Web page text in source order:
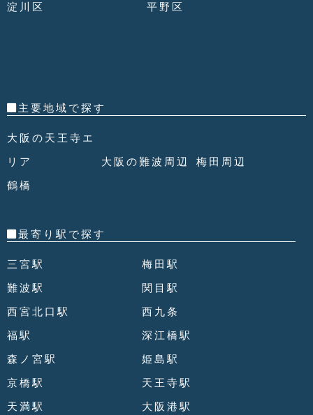
淀川区
平野区
主要地域で探す
大阪の天王寺エ
リア
大阪の難波周辺
梅田周辺
鶴橋
最寄り駅で探す
三宮駅
梅田駅
難波駅
関目駅
西宮北口駅
西九条
福駅
深江橋駅
森ノ宮駅
姫島駅
京橋駅
天王寺駅
天満駅
大阪港駅